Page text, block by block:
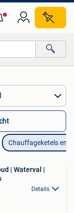
Chauffageketels en
| Waterval |
Details